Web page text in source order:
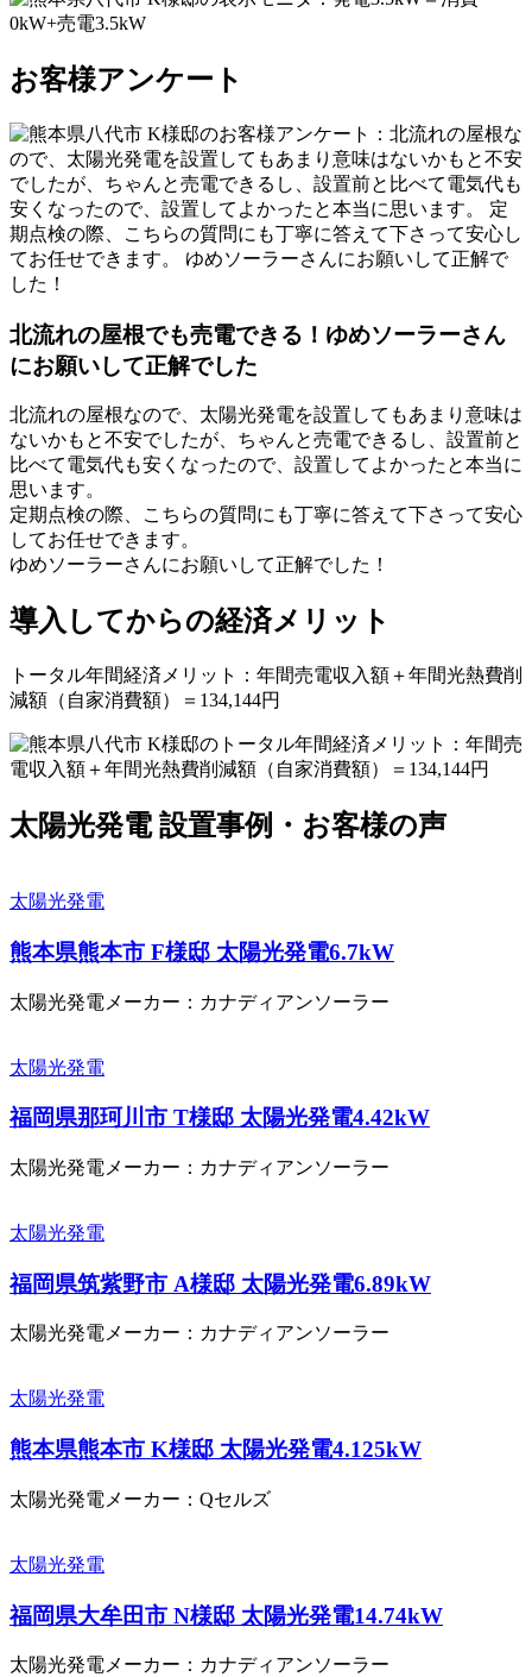
お客様アンケート
北流れの屋根でも売電できる！ゆめソーラーさん
にお願いして正解でした
北流れの屋根なので、太陽光発電を設置してもあまり意味は
ないかもと不安でしたが、ちゃんと売電できるし、設置前と
比べて電気代も安くなったので、設置してよかったと本当に
思います。
定期点検の際、こちらの質問にも丁寧に答えて下さって安心
してお任せできます。
ゆめソーラーさんにお願いして正解でした！
導入してからの経済メリット
トータル年間経済メリット：年間売電収入額＋年間光熱費削
減額（自家消費額）＝134,144円
太陽光発電 設置事例・お客様の声
太陽光発電
熊本県熊本市 F様邸 太陽光発電6.7kW
太陽光発電メーカー：カナディアンソーラー
太陽光発電
福岡県那珂川市 T様邸 太陽光発電4.42kW
太陽光発電メーカー：カナディアンソーラー
太陽光発電
福岡県筑紫野市 A様邸 太陽光発電6.89kW
太陽光発電メーカー：カナディアンソーラー
太陽光発電
熊本県熊本市 K様邸 太陽光発電4.125kW
太陽光発電メーカー：Qセルズ
太陽光発電
福岡県大牟田市 N様邸 太陽光発電14.74kW
太陽光発電メーカー：カナディアンソーラー